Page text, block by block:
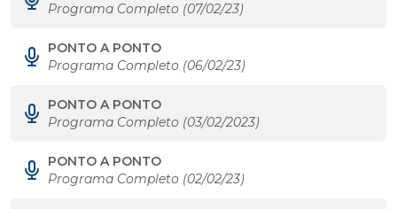
Programa Completo (07/02/23)
PONTO A PONTO
Programa Completo (06/02/23)
PONTO A PONTO
Programa Completo (03/02/2023)
PONTO A PONTO
Programa Completo (02/02/23)